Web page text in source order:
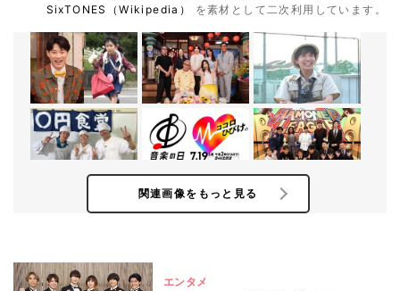
SixTONES（Wikipedia） を素材として二次利用しています。
関連画像をもっと見る
エンタメ